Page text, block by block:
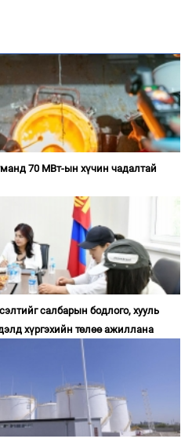
70 МВт-ын хүчин чадалтай
салбарын бодлого, хууль
хүргэхийн төлөө ажиллана